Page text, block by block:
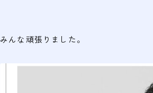
みんな頑張りました。